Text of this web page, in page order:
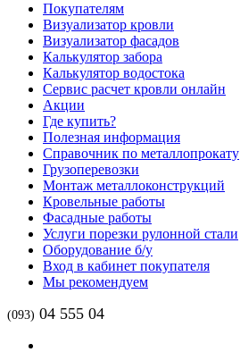
Покупателям
Визуализатор кровли
Визуализатор фасадов
Калькулятор забора
Калькулятор водостока
Сервис расчет кровли онлайн
Акции
Где купить?
Полезная информация
Справочник по металлопрокату
Грузоперевозки
Монтаж металлоконструкций
Кровельные работы
Фасадные работы
Услуги порезки рулонной стали
Оборудование б/у
Вход в кабинет покупателя
Мы рекомендуем
(093) 04 555 04